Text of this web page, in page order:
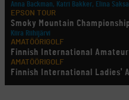
Anna Backman, Katri Bakker, Elina Saksa
EPSON TOUR
Smoky Mountain
Kiira Riihijärvi
AMATÖÖRIGOLF
Finnish International
AMATÖÖRIGOLF
Finnish International Ladies'
U18/FJT/Aulanko)